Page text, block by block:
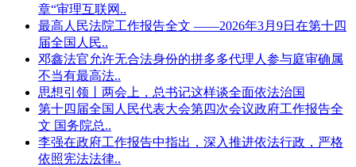
章“审理互联网..
最高人民法院工作报告全文 ——2026年3月9日在第十四
届全国人民..
邓鑫法官允许无合法身份的拼多多代理人参与庭审确属
不当有最高法..
思想引领丨两会上，总书记这样谈全面依法治国
第十四届全国人民代表大会第四次会议政府工作报告全
文 国务院总..
李强在政府工作报告中指出，深入推进依法行政，严格
依照宪法法律..